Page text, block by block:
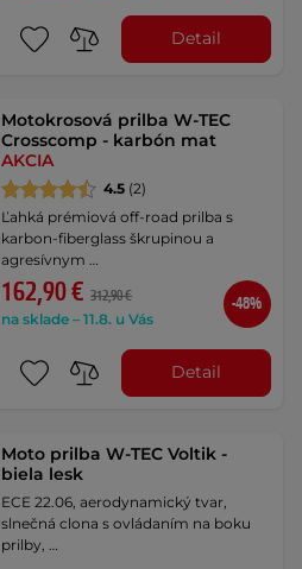
Detail
Motokrosová prilba W-TEC
Crosscomp - karbón mat
AKCIA
4.5 (2)
Ľahká prémiová off-road prilba s
karbon-fiberglass škrupinou a
agresívnym …
162,90 € 312,90 €
na sklade – 11.8. u Vás
-48%
Detail
Moto prilba W-TEC Voltik -
biela lesk
ECE 22.06, aerodynamický tvar,
slnečná clona s ovládaním na boku
prilby, …